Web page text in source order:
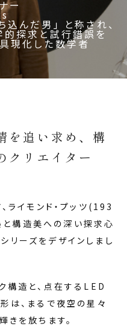
プロジェクトメンバー
小林 あさみ
郷 奈美子
越智 英輔
岡本 賢
Paola Navone
Raimond Puts
お問い合わせ
ー
込んだ男」 と称され、
探求と試行錯誤を
現化した数学者
を追い求め、構
クリエイター
ライモンド・プッツ(193
構造美への深い探求心
リーズをデザインしまし
構造と、点在するLED
は、まるで夜空の星々
を放ちます。